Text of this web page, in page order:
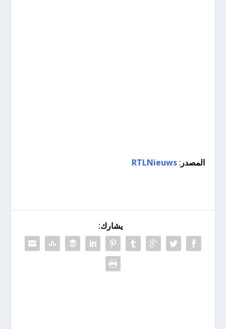
المصدر :
RTLNieuws
يشارك: